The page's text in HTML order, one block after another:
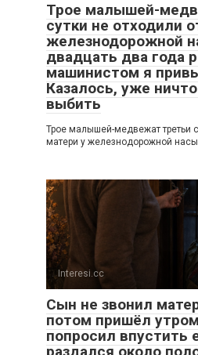
Трое малышей-
сутки не отходили
железнодорожной
двадцать два года
машинистом я
Казалось, уже
выбить
Трое малышей-медвежат третьи
матери у железнодорожной
Interesi.cc
Сын не звонил
потом пришёл
попросил впустить